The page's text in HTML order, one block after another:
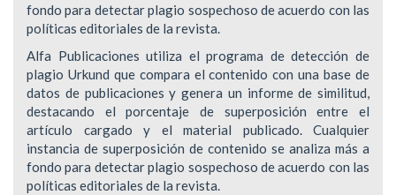
fondo para detectar plagio sospechoso de acuerdo con las
políticas editoriales de la revista.
Alfa Publicaciones utiliza el programa de detección de
plagio Urkund que compara el contenido con una base de
datos de publicaciones y genera un informe de similitud,
destacando el porcentaje de superposición entre el
artículo cargado y el material publicado. Cualquier
instancia de superposición de contenido se analiza más a
fondo para detectar plagio sospechoso de acuerdo con las
políticas editoriales de la revista.